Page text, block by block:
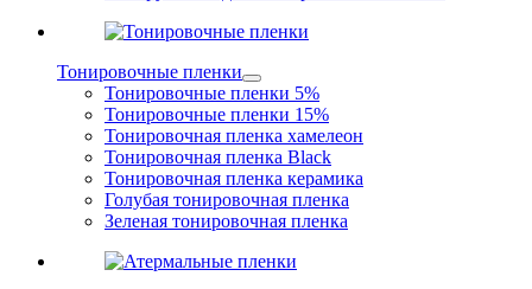
Тонировочные пленки
Тонировочные пленки 5%
Тонировочные пленки 15%
Тонировочная пленка хамелеон
Тонировочная пленка Black
Тонировочная пленка керамика
Голубая тонировочная пленка
Зеленая тонировочная пленка